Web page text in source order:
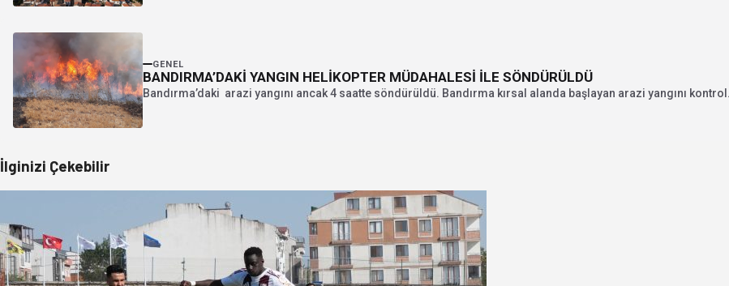
GENEL
BANDIRMA’DAKİ YANGIN HELİKOPTER MÜDAHALESİ İLE SÖNDÜRÜLDÜ
Bandırma’daki arazi yangını ancak 4 saatte söndürüldü. Bandırma kırsal alanda başlayan arazi yangını
İlginizi Çekebilir